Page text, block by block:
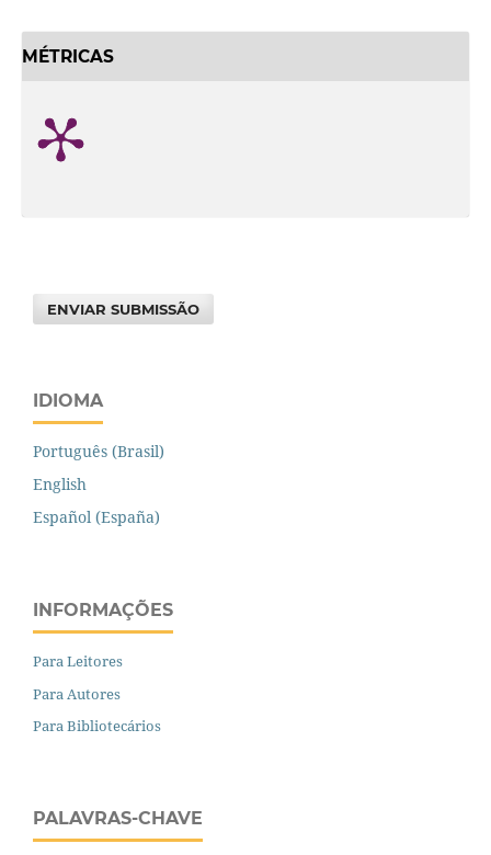
MÉTRICAS
ENVIAR SUBMISSÃO
IDIOMA
Português (Brasil)
English
Español (España)
INFORMAÇÕES
Para Leitores
Para Autores
Para Bibliotecários
PALAVRAS-CHAVE